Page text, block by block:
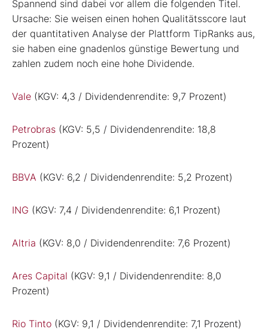
Spannend sind dabei vor allem die folgenden Titel.
Ursache: Sie weisen einen hohen Qualitätsscore laut
der quantitativen Analyse der Plattform TipRanks aus,
sie haben eine gnadenlos günstige Bewertung und
zahlen zudem noch eine hohe Dividende.
Vale (KGV: 4,3 / Dividendenrendite: 9,7 Prozent)
Petrobras (KGV: 5,5 / Dividendenrendite: 18,8
Prozent)
BBVA (KGV: 6,2 / Dividendenrendite: 5,2 Prozent)
ING (KGV: 7,4 / Dividendenrendite: 6,1 Prozent)
Altria (KGV: 8,0 / Dividendenrendite: 7,6 Prozent)
Ares Capital (KGV: 9,1 / Dividendenrendite: 8,0
Prozent)
Rio Tinto (KGV: 9,1 / Dividendenrendite: 7,1 Prozent)